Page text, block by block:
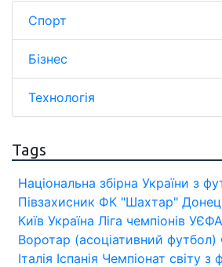
Спорт
Бізнес
Технологія
Tags
Національна збірна України з
Півзахисник ФК "Шахтар"
Київ Україна Ліга чемпіонів УЄФА
Воротар (асоціативний футбол)
Італія Іспанія Чемпіонат світу з